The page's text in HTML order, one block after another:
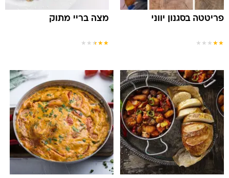
פריטטה בסגנון יווני
★
★
★
★
★
מצה בריי מתוק
★
★
★
★
★